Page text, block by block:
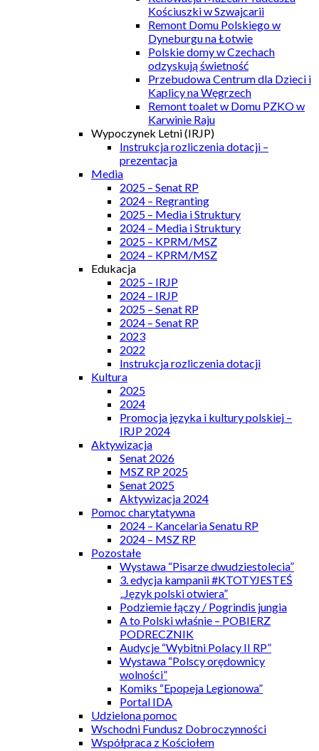
Kościuszki w Szwajcarii
Remont Domu Polskiego w
Dyneburgu na Łotwie
Polskie domy w Czechach
odzyskują świetność
Przebudowa Centrum dla Dzieci i
Kaplicy na Węgrzech
Remont toalet w Domu PZKO w
Karwinie Raju
Wypoczynek Letni (IRJP)
Instrukcja rozliczenia dotacji –
prezentacja
Media
2025 – Senat RP
2024 – Regranting
2025 – Media i Struktury
2024 – Media i Struktury
2025 – KPRM/MSZ
2024 – KPRM/MSZ
Edukacja
2025 – IRJP
2024 – IRJP
2025 – Senat RP
2024 – Senat RP
2023
2022
Instrukcja rozliczenia dotacji
Kultura
2025
2024
Promocja języka i kultury polskiej –
IRJP 2024
Aktywizacja
Senat 2026
MSZ RP 2025
Senat 2025
Aktywizacja 2024
Pomoc charytatywna
2024 – Kancelaria Senatu RP
2024 – MSZ RP
Pozostałe
Wystawa “Pisarze dwudziestolecia”
3. edycja kampanii #KTOTYJESTEŚ
„Język polski otwiera”
Podziemie łączy / Pogrindis jungia
A to Polski właśnie – POBIERZ
PODRECZNIK
Audycje “Wybitni Polacy II RP”
Wystawa “Polscy orędownicy
wolności”
Komiks “Epopeja Legionowa”
Portal IDA
Udzielona pomoc
Wschodni Fundusz Dobroczynności
Współpraca z Kościołem